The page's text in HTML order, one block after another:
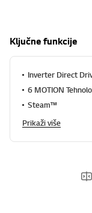
Ključne funkcije
Inverter Direct
6 MOTION
Steam™
Prikaži više